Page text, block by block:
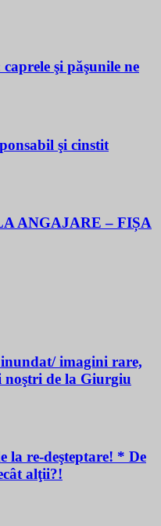
şi păşunile ne
şi cinstit
ANGAJARE – FIȘA
imagini rare,
noştri de la Giurgiu
la re-deşteptare! * De
alţii?!